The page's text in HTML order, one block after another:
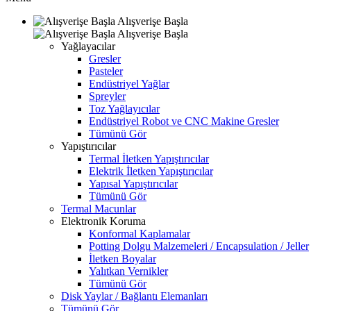
Alışverişe Başla
Alışverişe Başla
Yağlayacılar
Gresler
Pasteler
Endüstriyel Yağlar
Spreyler
Toz Yağlayıcılar
Endüstriyel Robot ve CNC Makine Gresler
Tümünü Gör
Yapıştırıcılar
Termal İletken Yapıştırıcılar
Elektrik İletken Yapıştırıcılar
Yapısal Yapıştırıcılar
Tümünü Gör
Termal Macunlar
Elektronik Koruma
Konformal Kaplamalar
Potting Dolgu Malzemeleri / Encapsulation / Jeller
İletken Boyalar
Yalıtkan Vernikler
Tümünü Gör
Disk Yaylar / Bağlantı Elemanları
Tümünü Gör